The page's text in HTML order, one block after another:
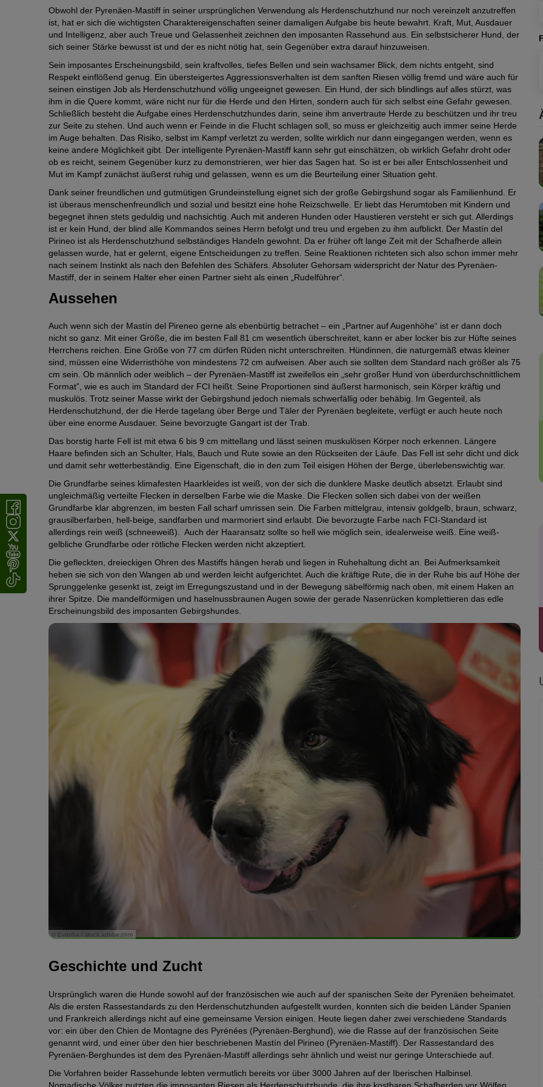
Obwohl der Pyrenäen-Mastiff in seiner ursprünglichen Verwendung als Herdenschutzhund nur noch vereinzelt anzutreffen
ist, hat er sich die wichtigsten Charaktereigenschaften seiner damaligen Aufgabe bis heute bewahrt. Kraft, Mut, Ausdauer
und Intelligenz, aber auch Treue und Gelassenheit zeichnen den imposanten Rassehund aus. Ein selbstsicherer Hund, der
sich seiner Stärke bewusst ist und der es nicht nötig hat, sein Gegenüber extra darauf hinzuweisen.
Sein imposantes Erscheinungsbild, sein kraftvolles, tiefes Bellen und sein wachsamer Blick, dem nichts entgeht, sind
Respekt einflößend genug. Ein übersteigertes Aggressionsverhalten ist dem sanften Riesen völlig fremd und wäre auch für
seinen einstigen Job als Herdenschutzhund völlig ungeeignet gewesen. Ein Hund, der sich blindlings auf alles stürzt, was
ihm in die Quere kommt, wäre nicht nur für die Herde und den Hirten, sondern auch für sich selbst eine Gefahr gewesen.
Schließlich besteht die Aufgabe eines Herdenschutzhundes darin, seine ihm anvertraute Herde zu beschützen und ihr treu
zur Seite zu stehen. Und auch wenn er Feinde in die Flucht schlagen soll, so muss er gleichzeitig auch immer seine Herde
im Auge behalten. Das Risiko, selbst im Kampf verletzt zu werden, sollte wirklich nur dann eingegangen werden, wenn es
keine andere Möglichkeit gibt. Der intelligente Pyrenäen-Mastiff kann sehr gut einschätzen, ob wirklich Gefahr droht oder
ob es reicht, seinem Gegenüber kurz zu demonstrieren, wer hier das Sagen hat. So ist er bei aller Entschlossenheit und
Mut im Kampf zunächst äußerst ruhig und gelassen, wenn es um die Beurteilung einer Situation geht.
Dank seiner freundlichen und gutmütigen Grundeinstellung eignet sich der große Gebirgshund sogar als Familienhund. Er
ist überaus menschenfreundlich und sozial und besitzt eine hohe Reizschwelle. Er liebt das Herumtoben mit Kindern und
begegnet ihnen stets geduldig und nachsichtig. Auch mit anderen Hunden oder Haustieren versteht er sich gut. Allerdings
ist er kein Hund, der blind alle Kommandos seines Herrn befolgt und treu und ergeben zu ihm aufblickt. Der Mastín del
Pirineo ist als Herdenschutzhund selbständiges Handeln gewohnt. Da er früher oft lange Zeit mit der Schafherde allein
gelassen wurde, hat er gelernt, eigene Entscheidungen zu treffen. Seine Reaktionen richteten sich also schon immer mehr
nach seinem Instinkt als nach den Befehlen des Schäfers. Absoluter Gehorsam widerspricht der Natur des Pyrenäen-
Mastiff, der in seinem Halter eher einen Partner sieht als einen „Rudelführer“.
Aussehen
Auch wenn sich der Mastín del Pireneo gerne als ebenbürtig betrachet – ein „Partner auf Augenhöhe“ ist er dann doch
nicht so ganz. Mit einer Größe, die im besten Fall 81 cm wesentlich überschreitet, kann er aber locker bis zur Hüfte seines
Herrchens reichen. Eine Größe von 77 cm dürfen Rüden nicht unterschreiten. Hündinnen, die naturgemäß etwas kleiner
sind, müssen eine Widerristhöhe von mindestens 72 cm aufweisen. Aber auch sie sollten dem Standard nach größer als 75
cm sein. Ob männlich oder weiblich – der Pyrenäen-Mastiff ist zweifellos ein „sehr großer Hund von überdurchschnittlichem
Format”, wie es auch im Standard der FCI heißt. Seine Proportionen sind äußerst harmonisch, sein Körper kräftig und
muskulös. Trotz seiner Masse wirkt der Gebirgshund jedoch niemals schwerfällig oder behäbig. Im Gegenteil, als
Herdenschutzhund, der die Herde tagelang über Berge und Täler der Pyrenäen begleitete, verfügt er auch heute noch
über eine enorme Ausdauer. Seine bevorzugte Gangart ist der Trab.
Das borstig harte Fell ist mit etwa 6 bis 9 cm mittellang und lässt seinen muskulösen Körper noch erkennen. Längere
Haare befinden sich an Schulter, Hals, Bauch und Rute sowie an den Rückseiten der Läufe. Das Fell ist sehr dicht und dick
und damit sehr wetterbeständig. Eine Eigenschaft, die in den zum Teil eisigen Höhen der Berge, überlebenswichtig war.
Die Grundfarbe seines klimafesten Haarkleides ist weiß, von der sich die dunklere Maske deutlich absetzt. Erlaubt sind
ungleichmäßig verteilte Flecken in derselben Farbe wie die Maske. Die Flecken sollen sich dabei von der weißen
Grundfarbe klar abgrenzen, im besten Fall scharf umrissen sein. Die Farben mittelgrau, intensiv goldgelb, braun, schwarz,
grausilberfarben, hell-beige, sandfarben und marmoriert sind erlaubt. Die bevorzugte Farbe nach FCI-Standard ist
allerdings rein weiß (schneeweiß). Auch der Haaransatz sollte so hell wie möglich sein, idealerweise weiß. Eine weiß-
gelbliche Grundfarbe oder rötliche Flecken werden nicht akzeptiert.
Die gefleckten, dreieckigen Ohren des Mastiffs hängen herab und liegen in Ruhehaltung dicht an. Bei Aufmerksamkeit
heben sie sich von den Wangen ab und werden leicht aufgerichtet. Auch die kräftige Rute, die in der Ruhe bis auf Höhe der
Sprunggelenke gesenkt ist, zeigt im Erregungszustand und in der Bewegung säbelförmig nach oben, mit einem Haken an
ihrer Spitze. Die mandelförmigen und haselnussbraunen Augen sowie der gerade Nasenrücken komplettieren das edle
Erscheinungsbild des imposanten Gebirgshundes.
© Evdoha / stock.adobe.com
Geschichte und Zucht
Ursprünglich waren die Hunde sowohl auf der französischen wie auch auf der spanischen Seite der Pyrenäen beheimatet.
Als die ersten Rassestandards zu den Herdenschutzhunden aufgestellt wurden, konnten sich die beiden Länder Spanien
und Frankreich allerdings nicht auf eine gemeinsame Version einigen. Heute liegen daher zwei verschiedene Standards
vor: ein über den Chien de Montagne des Pyrénées (Pyrenäen-Berghund), wie die Rasse auf der französischen Seite
genannt wird, und einer über den hier beschriebenen Mastín del Pirineo (Pyrenäen-Mastiff). Der Rassestandard des
Pyrenäen-Berghundes ist dem des Pyrenäen-Mastiff allerdings sehr ähnlich und weist nur geringe Unterschiede auf.
Die Vorfahren beider Rassehunde lebten vermutlich bereits vor über 3000 Jahren auf der Iberischen Halbinsel.